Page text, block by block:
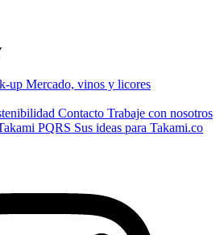
up Mercado, vinos y licores
Contacto Trabaje con nosotros
PQRS Sus ideas para Takami.co